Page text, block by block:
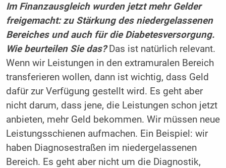
Im Finanzausgleich wurden jetzt mehr Gelder
freigemacht: zu Stärkung des niedergelassenen
Bereiches und auch für die Diabetesversorgung.
Wie beurteilen Sie das? Das ist natürlich relevant.
Wenn wir Leistungen in den extramuralen Bereich
transferieren wollen, dann ist wichtig, dass Geld
dafür zur Verfügung gestellt wird. Es geht aber
nicht darum, dass jene, die Leistungen schon jetzt
anbieten, mehr Geld bekommen. Wir müssen neue
Leistungsschienen aufmachen. Ein Beispiel: wir
haben Diagnosestraßen im niedergelassenen
Bereich. Es geht aber nicht um die Diagnostik,